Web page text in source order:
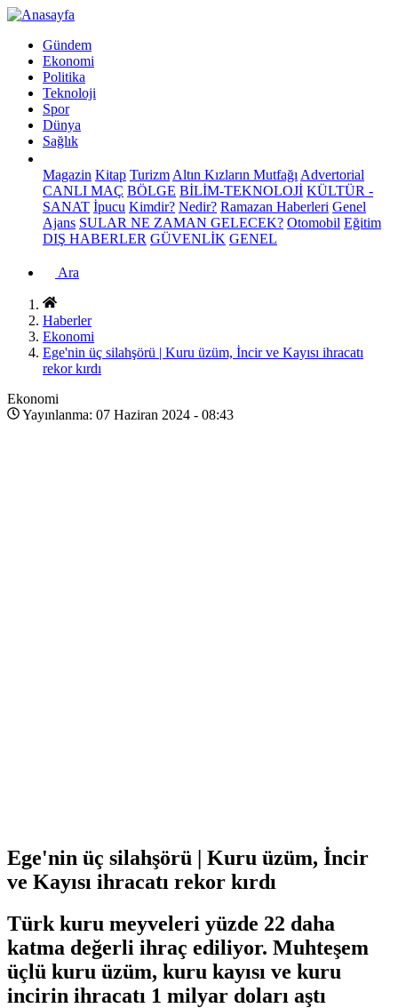
Gündem
Ekonomi
Politika
Teknoloji
Spor
Dünya
Sağlık
Magazin Kitap Turizm Altın Kızların Mutfağı Advertorial
CANLI MAÇ BÖLGE BİLİM-TEKNOLOJİ KÜLTÜR -
SANAT İpucu Kimdir? Nedir? Ramazan Haberleri Genel
Ajans SULAR NE ZAMAN GELECEK? Otomobil Eğitim
DIŞ HABERLER GÜVENLİK GENEL
Ara
Haberler
Ekonomi
Ege'nin üç silahşörü | Kuru üzüm, İncir ve Kayısı ihracatı
rekor kırdı
Ekonomi
Yayınlanma: 07 Haziran 2024 - 08:43
Ege'nin üç silahşörü | Kuru üzüm, İncir
ve Kayısı ihracatı rekor kırdı
Türk kuru meyveleri yüzde 22 daha
katma değerli ihraç ediliyor. Muhteşem
üçlü kuru üzüm, kuru kayısı ve kuru
incirin ihracatı 1 milyar doları aştı